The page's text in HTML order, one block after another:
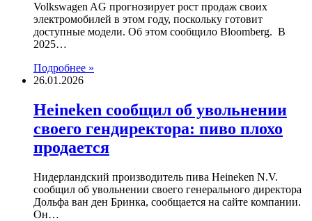
Volkswagen AG прогнозирует рост продаж своих
электромобилей в этом году, поскольку готовит
доступные модели. Об этом сообщило Bloomberg. В
2025…
Подробнее »
26.01.2026
Heineken сообщил об увольнении
своего гендиректора: пиво плохо
продается
Нидерландский производитель пива Heineken N.V.
сообщил об увольнении своего генерального директора
Дольфа ван ден Бринка, сообщается на сайте компании.
Он…